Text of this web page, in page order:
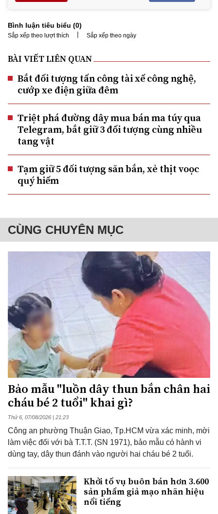
Bình luận tiêu biểu (0)
Sắp xếp theo lượt thích | Sắp xếp theo ngày
BÀI VIẾT LIÊN QUAN
Bắt đối tượng tấn công tài xế công nghệ,
cướp xe điện giữa đêm
Triệt phá đường dây mua bán ma túy qua
Telegram, bắt giữ 3 đối tượng cùng nhiều
tang vật
Tạm giữ 5 đối tượng săn bắn, xẻ thịt voọc
quý hiếm
CÙNG CHUYÊN MỤC
Bảo mẫu "luồn dây thun bắn chân hai
cháu bé 2 tuổi" khai gì?
Thứ 6, 07/08/2026 | 21:23
Công an phường Thuận Giao, Tp.HCM vừa xác minh, mời
làm việc đối với bà T.T.T. (SN 1971), bảo mẫu có hành vi
dùng tay, dây thun đánh vào người hai cháu bé 2 tuổi.
Khởi tố vụ buôn bán hơn 3.600
sản phẩm giả mạo nhãn hiệu
nổi tiếng